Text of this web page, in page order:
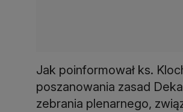
Jak poinformował ks.
poszanowania zasad
zebrania plenarnego,